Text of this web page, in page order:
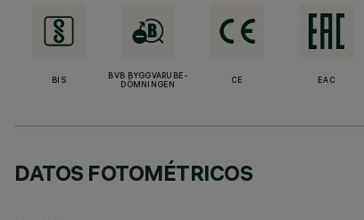
BIS
BVB BYGGVARUBE-
DÖMNINGEN
CE EAC
DATOS FOTOMÉTRICOS